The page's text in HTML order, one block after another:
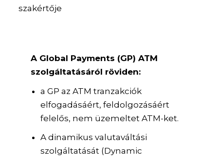
szakértője
A Global Payments (GP) ATM
szolgáltatásáról röviden:
a GP az ATM tranzakciók
elfogadásáért, feldolgozásáért
felelős, nem üzemeltet ATM-ket.
A dinamikus valutaváltási
szolgáltatását (Dynamic